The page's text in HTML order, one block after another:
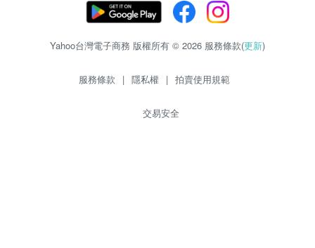
Yahoo台灣電子商務 版權所有 © 2026 服務條款(更新)
服務條款 | 隱私權 | 拍賣使用規範
交易安全